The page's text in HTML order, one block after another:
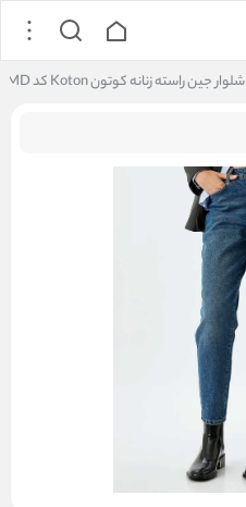
شلوار جین راسته زنانه کوتون Koton کد 5WAL40050MD